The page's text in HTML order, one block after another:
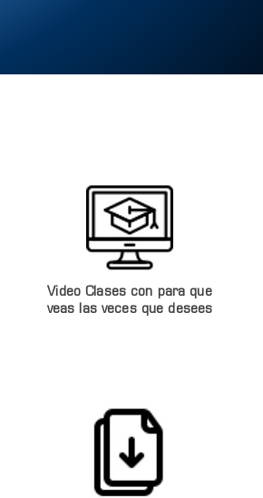
Video Clases con para que
veas las veces que desees